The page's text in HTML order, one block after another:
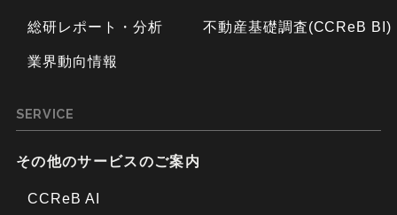
総研レポート・分析
業界動向情報
不動産基礎調査(CCReB BI)
SERVICE
その他のサービスのご案内
CCReB AI